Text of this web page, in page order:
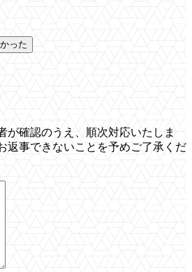
った
が確認のうえ、順次対応いたしま
返事できないことを予めご了承くだ